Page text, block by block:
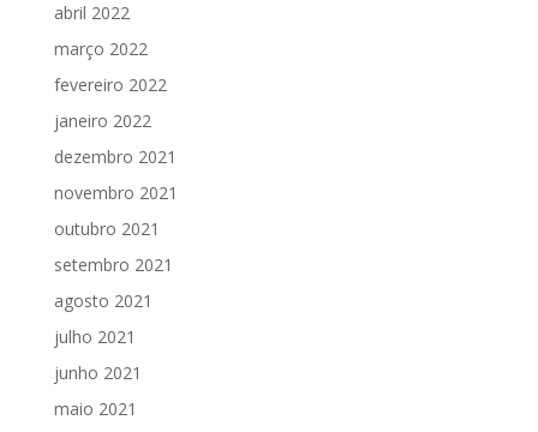
abril 2022
março 2022
fevereiro 2022
janeiro 2022
dezembro 2021
novembro 2021
outubro 2021
setembro 2021
agosto 2021
julho 2021
junho 2021
maio 2021